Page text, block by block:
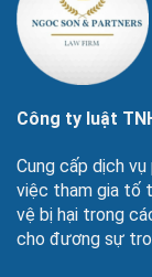
Công ty luật
Cung cấp dịch
việc tham gia tố
vệ bị hại trong
cho đương sự